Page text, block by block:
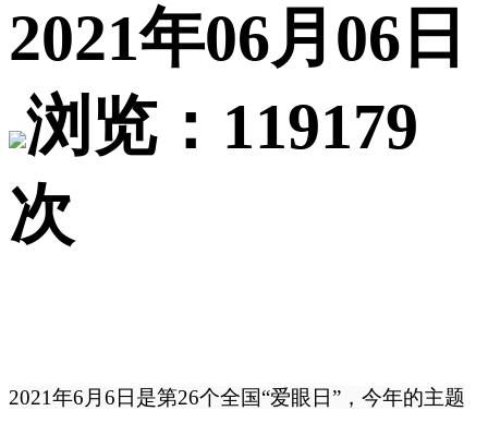
2021年06月06日
浏览：119179
次
2021年6月6日是第26个全国“爱眼日”，今年的主题